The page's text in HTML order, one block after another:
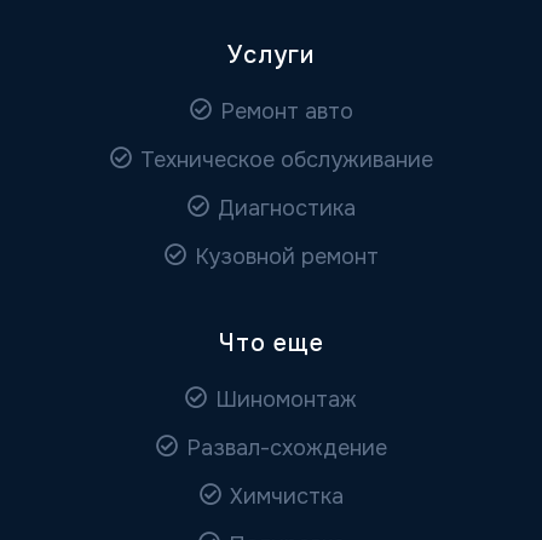
Услуги
Ремонт авто
Техническое обслуживание
Диагностика
Кузовной ремонт
Что еще
Шиномонтаж
Развал-схождение
Химчистка